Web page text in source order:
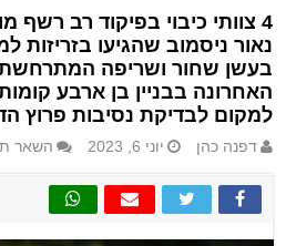
4 צוותי כיבוי בפיקוד רב רשף
נאור ניסמוב שהגיעו בזריזות
בעשן שחור ושריפה
האחרונה בבניין בן ארבע
למקום לבדיקת נסיבות פרוץ
דפנה כהן יוני 6, 2023 השאר